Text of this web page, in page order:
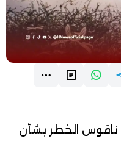
ناقوس الخطر بشأن